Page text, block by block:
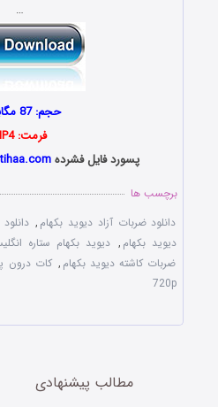
…
حجم: 87 مگابایت
فرمت: MP4
پسورد فایل فشرده
برچسب ها
دانلود ضربات آزاد دیوید بکهام ,
دیوید بکهام , دیوید بکهام ستاره
ضربات کاشته دیوید بکهام , کات درون
720p
مطالب پیشنهادی